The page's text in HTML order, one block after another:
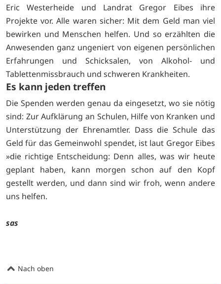
Eric Westerheide und Landrat Gregor Eibes ihre
Projekte vor. Alle waren sicher: Mit dem Geld man viel
bewirken und Menschen helfen. Und so erzählten die
Anwesenden ganz ungeniert von eigenen persönlichen
Erfahrungen und Schicksalen, von Alkohol- und
Tablettenmissbrauch und schweren Krankheiten.
Es kann jeden treffen
Die Spenden werden genau da eingesetzt, wo sie nötig
sind: Zur Aufklärung an Schulen, Hilfe von Kranken und
Unterstützung der Ehrenamtler. Dass die Schule das
Geld für das Gemeinwohl spendet, ist laut Gregor Eibes
»die richtige Entscheidung: Denn alles, was wir heute
geplant haben, kann morgen schon auf den Kopf
gestellt werden, und dann sind wir froh, wenn andere
uns helfen.
sas
Nach oben